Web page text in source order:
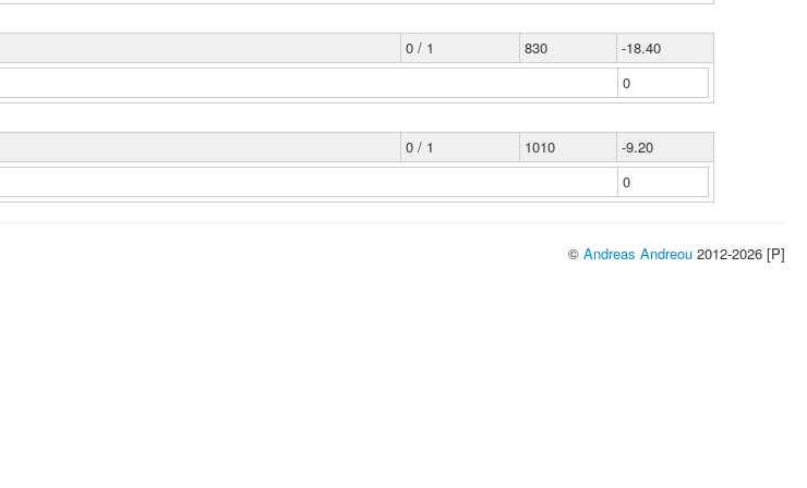
0 / 1 830
-18.40
0
0 / 1 1010
-9.20
0
© Andreas Andreou 2012-2026 [P]